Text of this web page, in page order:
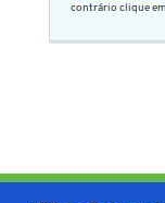
contrário clique